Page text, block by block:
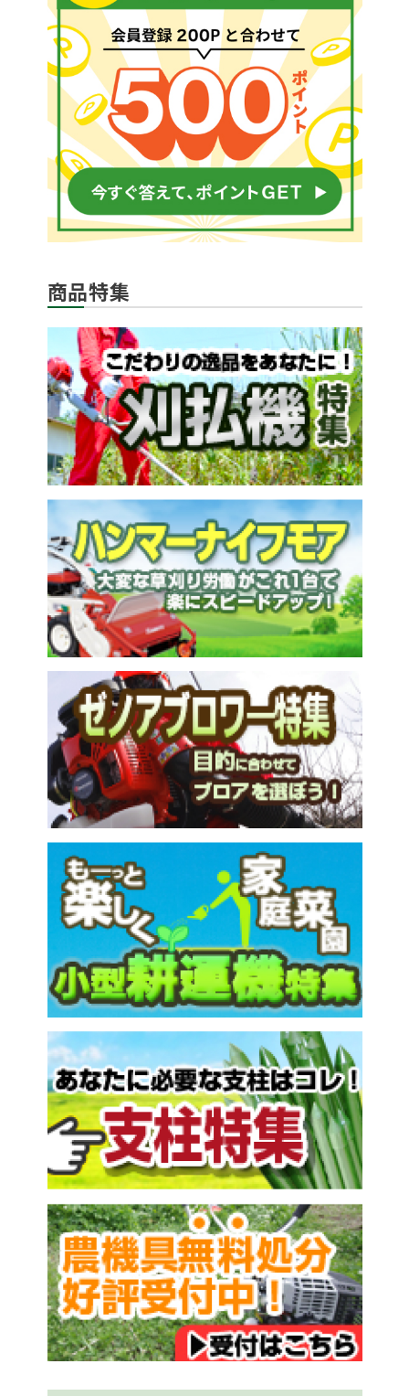
補修部品
レンタル
利用ガイド FAQ
メールでのお問い合わせ
info@agriz.net
FAXでのご注文
0739-72-453224時間受付
商品特集